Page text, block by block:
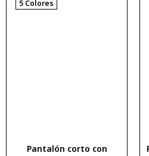
5 Colores
Pantalón corto con